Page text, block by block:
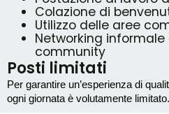
Colazione di
Utilizzo delle aree
Networking
community
Posti limitati
Per garantire un’esperienza di
ogni giornata è volutamente limitato.